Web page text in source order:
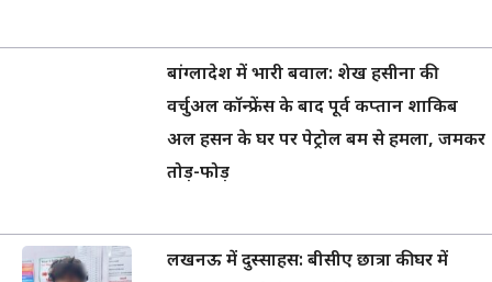
बांग्लादेश में भारी बवाल: शेख हसीना की
वर्चुअल कॉन्फ्रेंस के बाद पूर्व कप्तान शाकिब
अल हसन के घर पर पेट्रोल बम से हमला, जमकर
तोड़-फोड़
लखनऊ में दुस्साहस: बीसीए छात्रा की घर में